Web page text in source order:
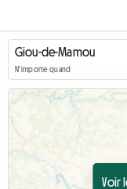
N'importe quand
Voir